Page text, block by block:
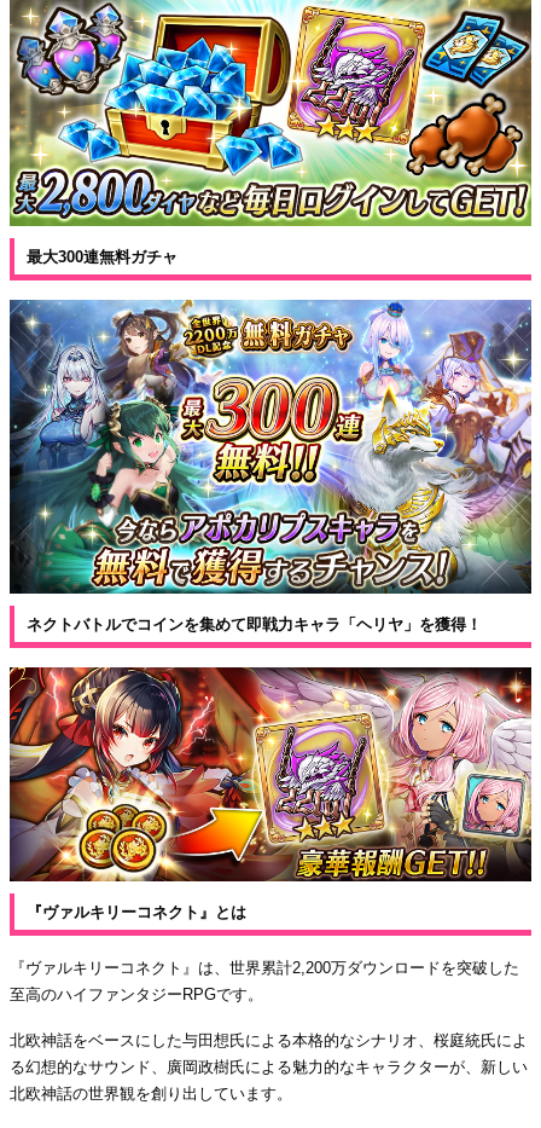
最大300連無料ガチャ
ネクトバトルでコインを集めて即戦力キャラ「ヘリヤ」を獲得！
『ヴァルキリーコネクト』とは
『ヴァルキリーコネクト』は、世界累計2,200万ダウンロードを突破した
至高のハイファンタジーRPGです。
北欧神話をベースにした与田想氏による本格的なシナリオ、桜庭統氏によ
る幻想的なサウンド、廣岡政樹氏による魅力的なキャラクターが、新しい
北欧神話の世界観を創り出しています。